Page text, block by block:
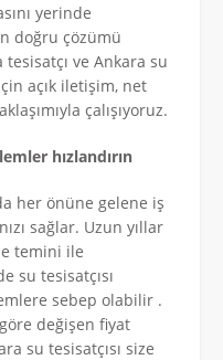
yerinde
doğru çözümü
ve Ankara su
açık iletişim, net
çalışıyoruz.
hızlandırın
her önüne gelene iş
sağlar. Uzun yıllar
temini ile
su tesisatçısı
sebep olabilir .
değişen fiyat
su tesisatçısı size